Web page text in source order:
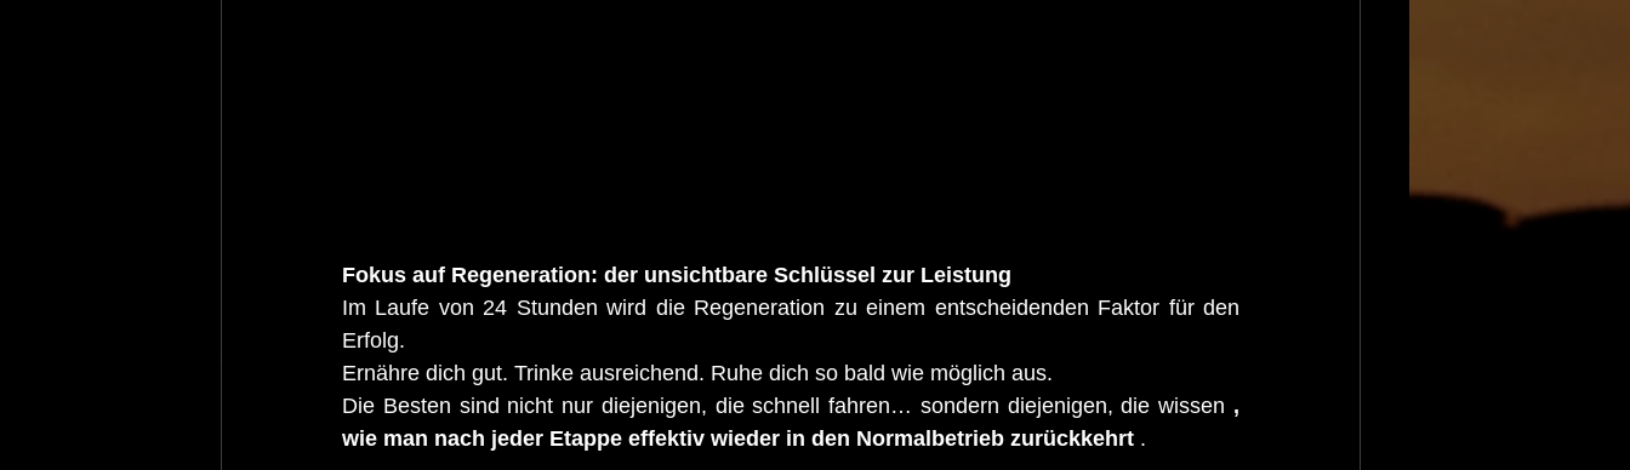
Fokus auf Regeneration: der unsichtbare Schlüssel zur Leistung
Im Laufe von 24 Stunden wird die Regeneration zu einem entscheidenden Faktor für den
Erfolg.
Ernähre dich gut. Trinke ausreichend. Ruhe dich so bald wie möglich aus.
Die Besten sind nicht nur diejenigen, die schnell fahren… sondern diejenigen, die wissen ,
wie man nach jeder Etappe effektiv wieder in den Normalbetrieb zurückkehrt .